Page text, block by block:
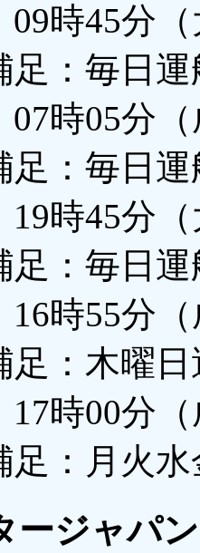
09時45分
足：毎日運
07時05分
足：毎日運
19時45分
足：毎日運
16時55分
足：木曜
17時00分
足：月火
ージャパ